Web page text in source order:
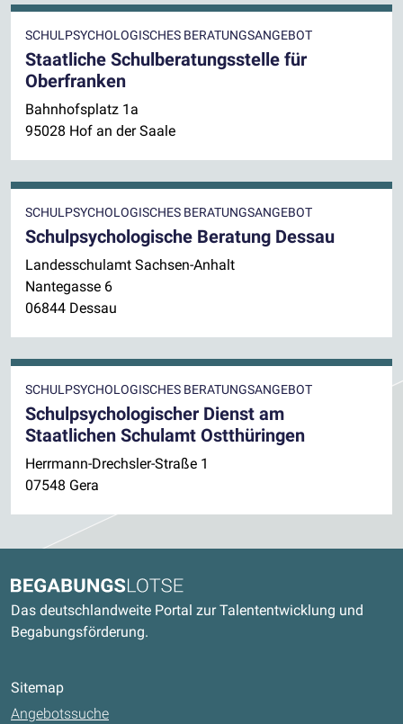
SCHULPSYCHOLOGISCHES BERATUNGSANGEBOT
Staatliche Schulberatungsstelle für
Oberfranken
Bahnhofsplatz 1a
95028 Hof an der Saale
SCHULPSYCHOLOGISCHES BERATUNGSANGEBOT
Schulpsychologische Beratung Dessau
Landesschulamt Sachsen-Anhalt
Nantegasse 6
06844 Dessau
SCHULPSYCHOLOGISCHES BERATUNGSANGEBOT
Schulpsychologischer Dienst am
Staatlichen Schulamt Ostthüringen
Herrmann-Drechsler-Straße 1
07548 Gera
Begabungslotse
Das deutschlandweite Portal zur Talententwicklung und
Begabungsförderung.
Sitemap
Angebotssuche